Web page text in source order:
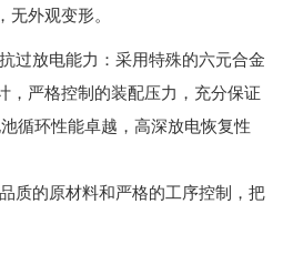
无外观变形。
过放电能力：采用特殊的六元合金
，严格控制的装配压力，充分保证
循环性能卓越，高深放电恢复性
质的原材料和严格的工序控制，把